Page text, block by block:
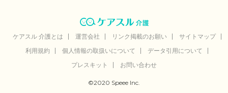
ケアスル 介護とは 運営会社 リンク掲載のお願い
サイトマップ
利用規約
個人情報の取扱いについて
データ引用について
プレスキット
お問い合わせ
©2020 Speee Inc.